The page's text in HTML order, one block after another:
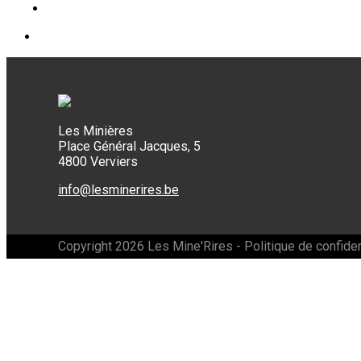
Les Minières
Place Général Jacques, 5
4800 Verviers
info@lesminerires.be
Copyright 2026 Les Mine'Rires - Politique de